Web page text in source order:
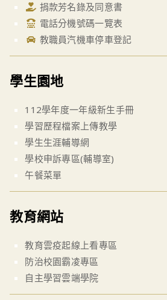
捐款芳名錄及同意書
電話分機號碼一覽表
教職員汽機車停車登記
學生園地
112學年度一年級新生手冊
學習歷程檔案上傳教學
學生生涯輔導網
學校申訴專區(輔導室)
午餐菜單
教育網站
教育雲疫起線上看專區
防治校園霸凌專區
自主學習雲端學院